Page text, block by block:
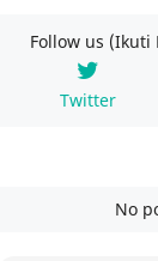
Follow us (Ikuti
Twitter
No